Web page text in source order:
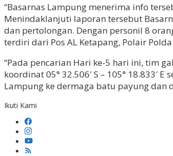
“Basarnas Lampung menerima info
Menindaklanjuti laporan tersebut
dan pertolongan. Dengan personil 8
terdiri dari Pos AL Ketapang, Polair
“Pada pencarian Hari ke-5 hari ini, tim
koordinat 05° 32.506′ S – 105° 18.833′
Lampung ke dermaga batu payung dan
Ikuti Kami